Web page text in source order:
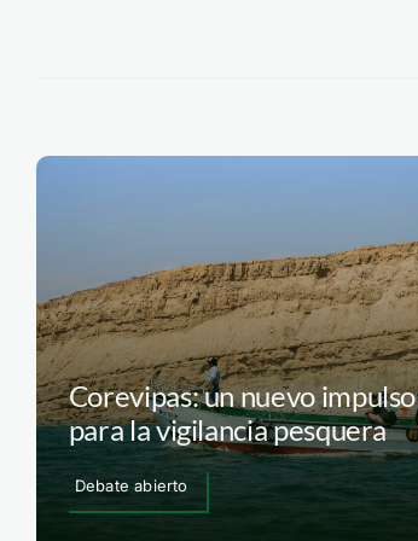
Corevipas: un nuevo impulso
para la vigilancia pesquera
Debate abierto